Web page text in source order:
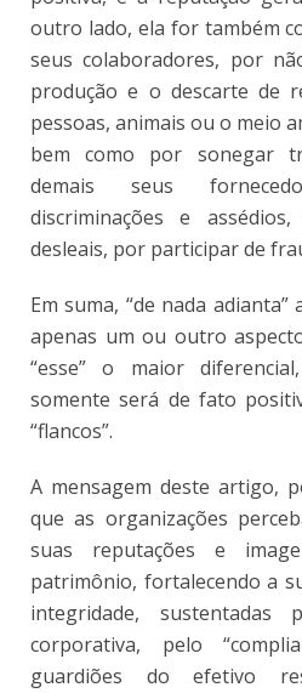
outro lado, ela for também
seus colaboradores, por
produção e o descarte de
pessoas, animais ou o meio
bem como por sonegar
demais seus
discriminações e
desleais, por participar de
Em suma, “de nada
apenas um ou outro
“esse” o maior
somente será de fato
“flancos”.
A mensagem deste artigo,
que as organizações
suas reputações e
patrimônio, fortalecendo a
integridade, sustentadas
corporativa, pelo
guardiões do efetivo